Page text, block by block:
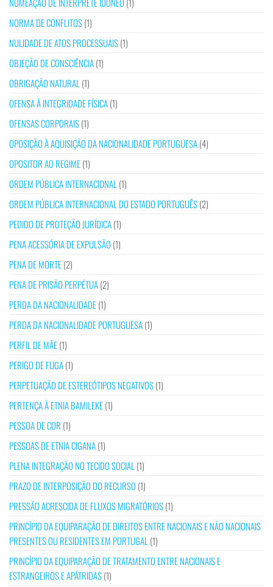
NORMA DE CONFLITOS(1)
NULIDADE DE ATOS PROCESSUAIS(1)
OBJEÇÃO DE CONSCIÊNCIA(1)
OBRIGAÇÃO NATURAL (1)
OFENSA À INTEGRIDADE FÍSICA(1)
OFENSAS CORPORAIS(1)
OPOSIÇÃO À AQUISIÇÃO DA NACIONALIDADE PORTUGUESA(4)
OPOSITOR AO REGIME(1)
ORDEM PÚBLICA INTERNACIONAL (1)
ORDEM PÚBLICA INTERNACIONAL DO ESTADO PORTUGUÊS(2)
PEDIDO DE PROTEÇÃO JURÍDICA(1)
PENA ACESSÓRIA DE EXPULSÃO (1)
PENA DE MORTE(2)
PENA DE PRISÃO PERPÉTUA(2)
PERDA DA NACIONALIDADE(1)
PERDA DA NACIONALIDADE PORTUGUESA(1)
PERFIL DE MÃE(1)
PERIGO DE FUGA(1)
PERPETUAÇÃO DE ESTEREÓTIPOS NEGATIVOS(1)
PERTENÇA À ETNIA BAMILEKE(1)
PESSOA DE COR (1)
PESSOAS DE ETNIA CIGANA(1)
PLENA INTEGRAÇÃO NO TECIDO SOCIAL (1)
PRAZO DE INTERPOSIÇÃO DO RECURSO (1)
PRESSÃO ACRESCIDA DE FLUXOS MIGRATÓRIOS(1)
PRINCÍPIO DA EQUIPARAÇÃO DE DIREITOS ENTRE NACIONAIS E NÃO NACIONAIS
PRESENTES OU RESIDENTES EM PORTUGAL (1)
PRINCÍPIO DA EQUIPARAÇÃO DE TRATAMENTO ENTRE NACIONAIS E
ESTRANGEIROS E APÁTRIDAS(1)